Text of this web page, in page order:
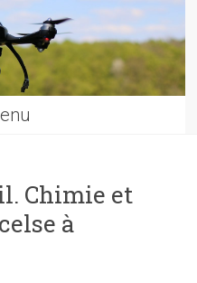
Chimie et
à